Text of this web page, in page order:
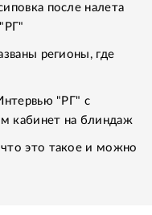
после налета
регионы, где
"РГ" с
кабинет на блиндаж
это такое и можно